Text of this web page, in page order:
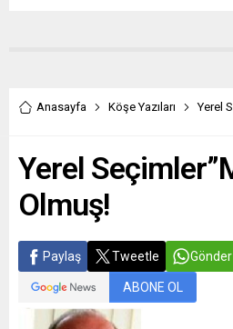
Anasayfa Köşe Yazıları Yerel
Yerel
Olmuş!
Paylaş Tweetle Gönder
ABONE OL